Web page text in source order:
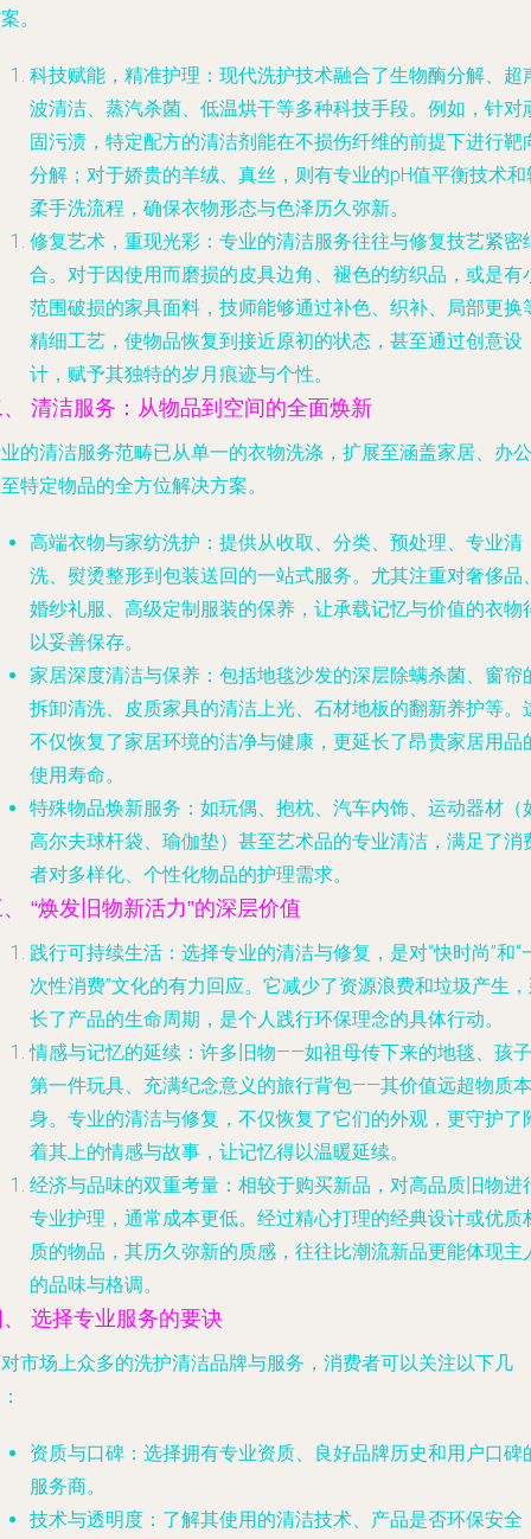
。
科技赋能，精准护理 ：现代洗护技术融合了生物酶分解、超
波清洁、蒸汽杀菌、低温烘干等多种科技手段。例如，针对
固污渍，特定配方的清洁剂能在不损伤纤维的前提下进行靶
分解；对于娇贵的羊绒、真丝，则有专业的pH值平衡技术和
柔手洗流程，确保衣物形态与色泽历久弥新。
修复艺术，重现光彩 ：专业的清洁服务往往与修复技艺紧密
合。对于因使用而磨损的皮具边角、褪色的纺织品，或是有
范围破损的家具面料，技师能够通过补色、织补、局部更换
精细工艺，使物品恢复到接近原初的状态，甚至通过创意设
计，赋予其独特的岁月痕迹与个性。
清洁服务：从物品到空间的全面焕新
的清洁服务范畴已从单一的衣物洗涤，扩展至涵盖家居、办公
特定物品的全方位解决方案。
高端衣物与家纺洗护 ：提供从收取、分类、预处理、专业清
洗、熨烫整形到包装送回的一站式服务。尤其注重对奢侈品
婚纱礼服、高级定制服装的保养，让承载记忆与价值的衣物
以妥善保存。
家居深度清洁与保养 ：包括地毯沙发的深层除螨杀菌、窗帘
拆卸清洗、皮质家具的清洁上光、石材地板的翻新养护等。
不仅恢复了家居环境的洁净与健康，更延长了昂贵家居用品
使用寿命。
特殊物品焕新服务 ：如玩偶、抱枕、汽车内饰、运动器材（
高尔夫球杆袋、瑜伽垫）甚至艺术品的专业清洁，满足了消
者对多样化、个性化物品的护理需求。
“焕发旧物新活力”的深层价值
践行可持续生活 ：选择专业的清洁与修复，是对“快时尚”和“
次性消费”文化的有力回应。它减少了资源浪费和垃圾产生
长了产品的生命周期，是个人践行环保理念的具体行动。
情感与记忆的延续 ：许多旧物——如祖母传下来的地毯、孩子
第一件玩具、充满纪念意义的旅行背包——其价值远超物质本
身。专业的清洁与修复，不仅恢复了它们的外观，更守护了
着其上的情感与故事，让记忆得以温暖延续。
经济与品味的双重考量 ：相较于购买新品，对高品质旧物进
专业护理，通常成本更低。经过精心打理的经典设计或优质
质的物品，其历久弥新的质感，往往比潮流新品更能体现主
的品味与格调。
选择专业服务的要诀
市场上众多的洗护清洁品牌与服务，消费者可以关注以下几
资质与口碑 ：选择拥有专业资质、良好品牌历史和用户口碑
服务商。
技术与透明度 ：了解其使用的清洁技术、产品是否环保安全